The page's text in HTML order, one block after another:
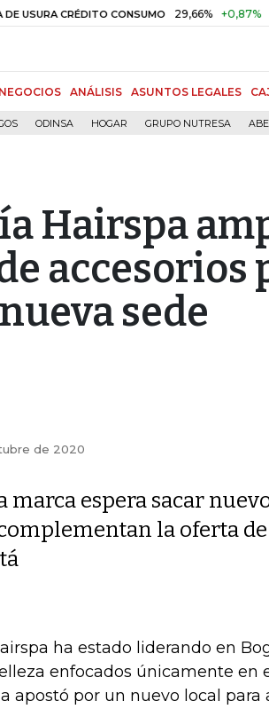
CRÉDITO CONSUMO 29,66% +0,87% +3,02%
ANÁLISIS ASUNTOS LEGALES
ODINSA HOGAR GRUPO NUTRESA
Hairspa
accesorios
sede
de 2020
marca espera sacar
la oferta
ha estado liderando en
enfocados únicamente en
apostó por un nuevo local para